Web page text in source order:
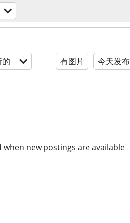
的 有图片 今天发布
new postings are available